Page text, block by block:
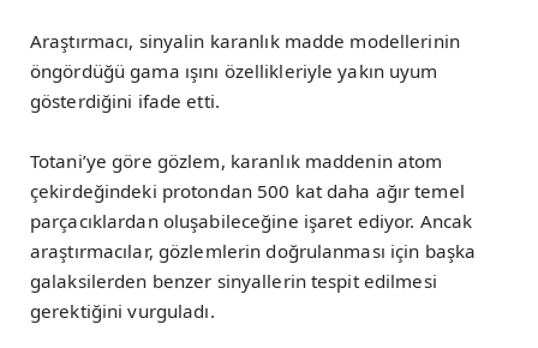
Araştırmacı, sinyalin karanlık madde modellerinin
öngördüğü gama ışını özellikleriyle yakın uyum
gösterdiğini ifade etti.
Totani’ye göre gözlem, karanlık maddenin atom
çekirdeğindeki protondan 500 kat daha ağır temel
parçacıklardan oluşabileceğine işaret ediyor. Ancak
araştırmacılar, gözlemlerin doğrulanması için başka
galaksilerden benzer sinyallerin tespit edilmesi
gerektiğini vurguladı.